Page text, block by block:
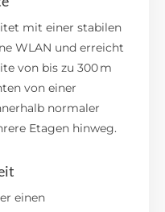
mit einer stabilen
WLAN und erreicht
von bis zu 300 m
von einer
normaler
Etagen hinweg.
einen